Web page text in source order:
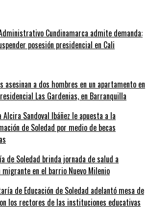
Cundinamarca admite demanda:
posesión presidencial en Cali
asesinan a dos hombres en un apartamento en
Las Gardenias, en Barranquilla
Alcira Sandoval Ibáñez le apuesta a la
de Soledad por medio de becas
de Soledad brinda jornada de salud a
migrante en el barrio Nuevo Milenio
de Educación de Soledad adelantó mesa de
los rectores de las instituciones educativas